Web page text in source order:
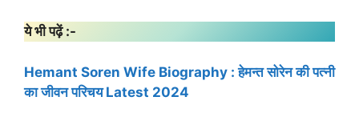
ये भी पढ़ें :-
Hemant Soren Wife Biography : हेमन्त सोरेन की पत्नी
का जीवन परिचय Latest 2024